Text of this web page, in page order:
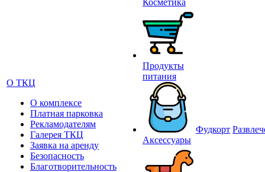
О ТКЦ
О комплексе
Платная парковка
Рекламодателям
Галерея ТКЦ
Заявка на аренду
Безопасность
Благотворительность
Косметика
Продукты
питания
Аксессуары
Фудкорт